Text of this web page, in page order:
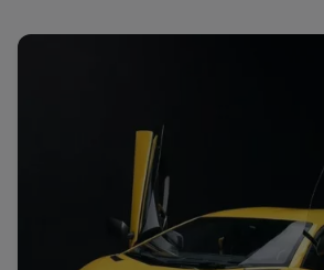
McLaren
Zeitraum wählen